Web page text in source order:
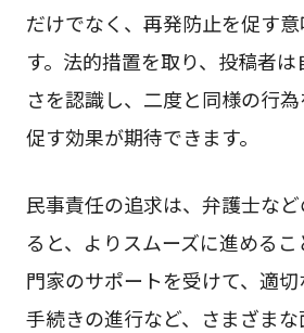
だけでなく、再発防止を促す
す。法的措置を取り、投稿者
さを認識し、二度と同様の行
促す効果が期待できます。
民事責任の追求は、弁護士な
ると、よりスムーズに進める
門家のサポートを受けて、適
手続きの進行など、さまざま